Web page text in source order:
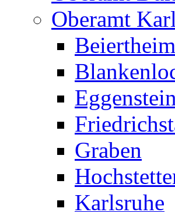
Oberamt
Eggenstein
Graben
Karlsruhe